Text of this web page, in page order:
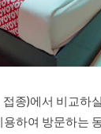
종)에서 비교하
하여 방문하는